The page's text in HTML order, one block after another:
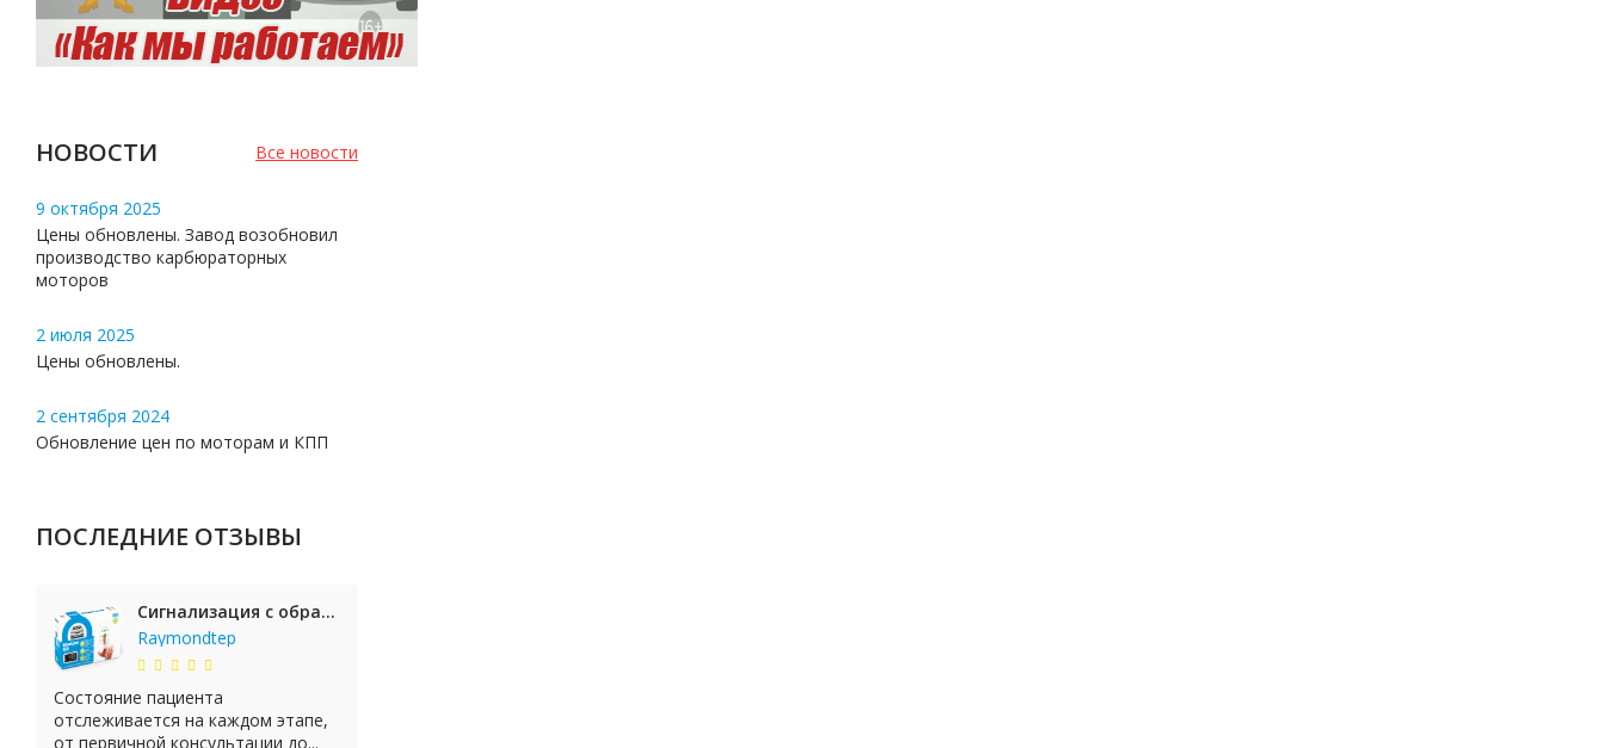
Все новости
НОВОСТИ
9 октября 2025
Цены обновлены. Завод возобновил
производство карбюраторных
моторов
2 июля 2025
Цены обновлены.
2 сентября 2024
Обновление цен по моторам и КПП
ПОСЛЕДНИЕ ОТЗЫВЫ
Сигнализация с обратной связью StarLine E65 BT 2CAN+LIN
Raymondtep
Состояние пациента
отслеживается на каждом этапе,
от первичной консультации до...